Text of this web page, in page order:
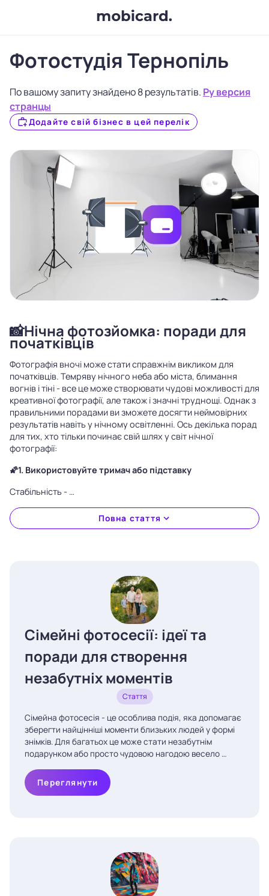
Фотостудія Тернопіль
По вашому запиту знайдено 8 результатів. Ру версия
странцы
Додайте свій бізнес в цей перелік
📸️Нічна фотозйомка: поради для
початківців
Фотографія вночі може стати справжнім викликом для
початківців. Темряву нічного неба або міста, блимання
вогнів і тіні - все це може створювати чудові можливості для
креативної фотографії, але також і значні труднощі. Однак з
правильними порадами ви зможете досягти неймовірних
результатів навіть у нічному освітленні. Ось декілька порад
для тих, хто тільки починає свій шлях у світ нічної
фотографії:
🌠1. Використовуйте тримач або підставку
Стабільність - …
Повна стаття
Сімейні фотосесії: ідеї та
поради для створення
незабутніх моментів
Стаття
Сімейна фотосесія - це особлива подія, яка допомагає
зберегти найцінніші моменти близьких людей у формі
знімків. Для багатьох це може стати незабутнім
подарунком або просто чудовою нагодою весело …
Переглянути